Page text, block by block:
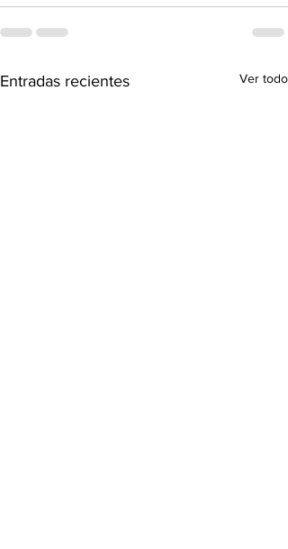
Entradas recientes Ver todo